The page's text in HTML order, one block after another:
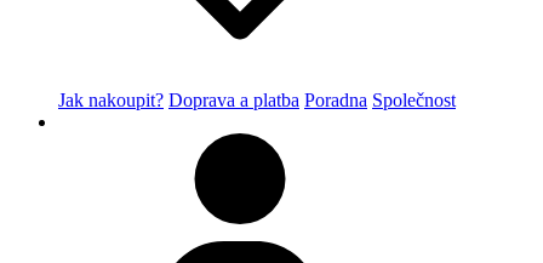
Jak nakoupit? Doprava a platba Poradna Společnost